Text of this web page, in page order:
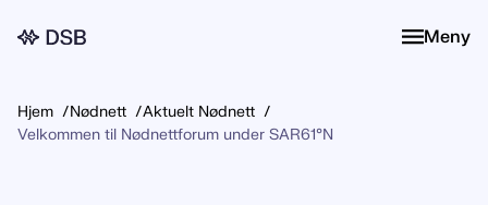
Meny
Meny
Hjem Nødnett
Aktuelt Nødnett
Velkommen til Nødnettforum under SAR61°N